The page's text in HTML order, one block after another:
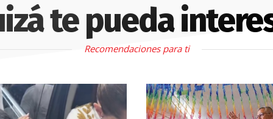
te pueda
Recomendaciones para ti